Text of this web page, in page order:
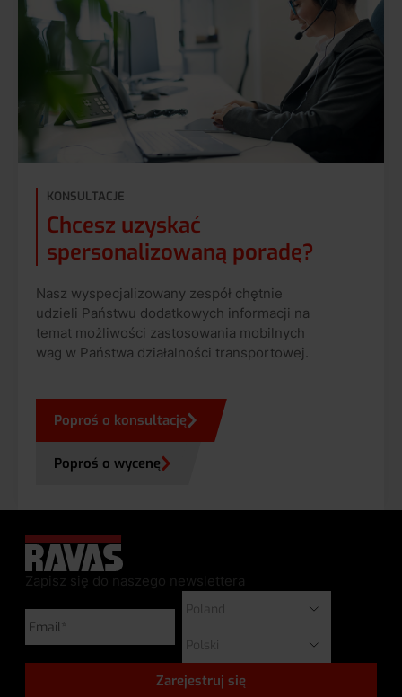
KONSULTACJE
Chcesz uzyskać
spersonalizowaną poradę?
Nasz wyspecjalizowany zespół chętnie
udzieli Państwu dodatkowych informacji na
temat możliwości zastosowania mobilnych
wag w Państwa działalności transportowej.
Poproś o konsultację
Poproś o wycenę
Zapisz się do naszego newslettera